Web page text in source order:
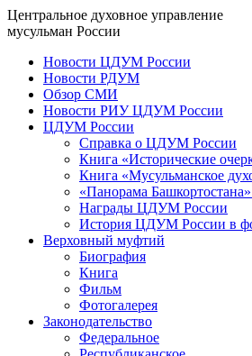
Центральное духовное управление
мусульман России
Новости ЦДУМ России
Новости РДУМ
Обзор СМИ
Новости РИУ ЦДУМ России
ЦДУМ России
Справка о ЦДУМ России
Книга «Исторические
Книга «Мусульманское
«Панорама
Награды ЦДУМ России
История ЦДУМ России в
Верховный муфтий
Биография
Книга
Фильм
Фотогалерея
Законодательство
Федеральное